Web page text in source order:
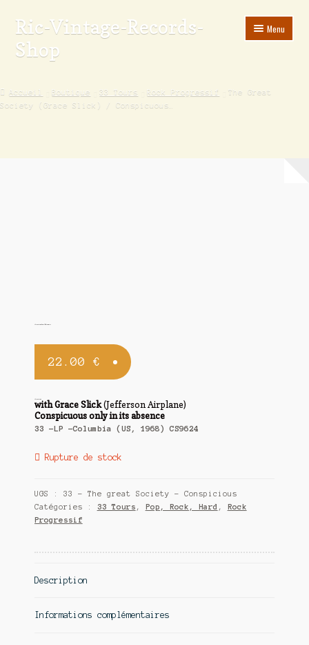
Ric-Vintage-Records-
Shop
Menu
Boutique
Accueil Boutique 33 Tours Rock Progressif
The Great
Society (Grace Slick) / Conspicuous…
22.00 €
with Grace Slick(Jefferson Airplane)
Conspicuous only in its absence
33 -LP -Columbia (US, 1968) CS9624
Rupture de stock
UGS : 33 - The great Society - Conspicious
Catégories : 33 Tours , Pop, Rock, Hard ,
Rock
Progressif
Description
Informations complémentaires